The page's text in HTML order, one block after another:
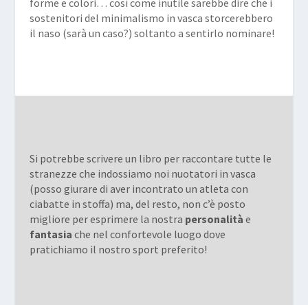
sostenitori del minimalismo in vasca storcerebbero
il naso (sarà un caso?) soltanto a sentirlo nominare!
Si potrebbe scrivere un libro per raccontare tutte le
stranezze che indossiamo noi nuotatori in vasca
(posso giurare di aver incontrato un atleta con
ciabatte in stoffa) ma, del resto, non c’è posto
migliore per esprimere la nostra personalità e
fantasia che nel confortevole luogo dove
pratichiamo il nostro sport preferito!